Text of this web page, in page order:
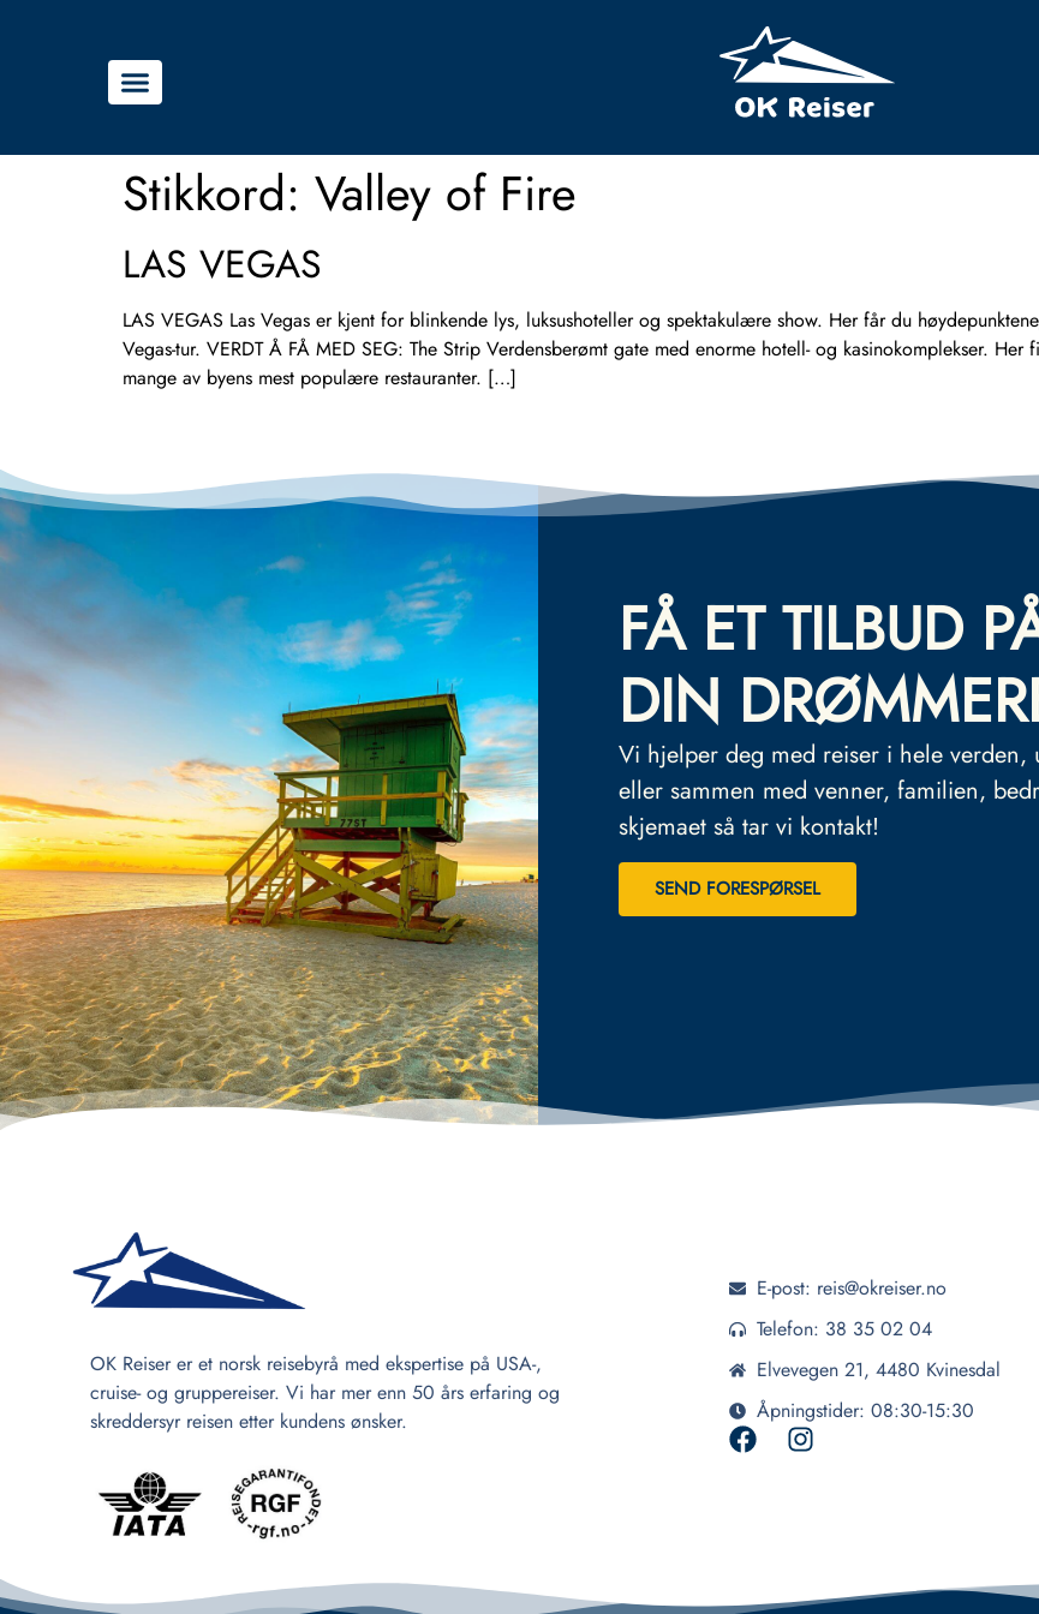
Stikkord: Valley of Fire
LAS VEGAS
LAS VEGAS Las Vegas er kjent for blinkende lys, luksushoteller og spektakulære show. Her får du
Vegas-tur. VERDT Å FÅ MED SEG: The Strip Verdensberømt gate med enorme hotell- og kasinokomplekser.
mange av byens mest populære restauranter. […]
FÅ ET TILBUD
DIN
Vi hjelper deg med reiser i hele verden,
eller sammen med venner, familien,
skjemaet så tar vi kontakt!
SEND FORESPØRSEL
OK Reiser er et norsk reisebyrå med ekspertise på USA-,
cruise- og gruppereiser. Vi har mer enn 50 års erfaring og
skreddersyr reisen etter kundens ønsker.
E-post: reis@okreiser.no
Telefon: 38 35 02 04
Elvevegen 21, 4480 Kvinesdal
Åpningstider: 08:30-15:30